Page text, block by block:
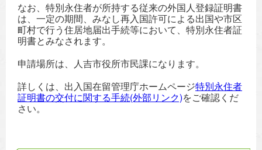
なお、特別永住者が所持する従来の外国人登録証明書
は、一定の期間、みなし再入国許可による出国や市区
町村で行う住居地届出手続等において、特別永住者証
明書とみなされます。
申請場所は、人吉市役所市民課になります。
詳しくは、出入国在留管理庁ホームページ特別永住者
証明書の交付に関する手続(外部リンク)をご確認くだ
さい。